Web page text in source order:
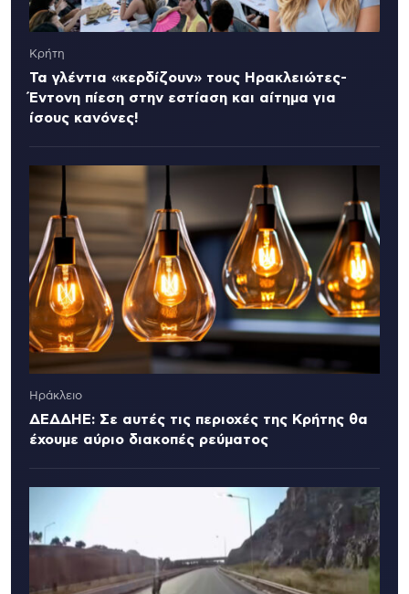
Κρήτη
Τα γλέντια «κερδίζουν» τους Ηρακλειώτες-
Έντονη πίεση στην εστίαση και αίτημα για
ίσους κανόνες!
Ηράκλειο
ΔΕΔΔΗΕ: Σε αυτές τις περιοχές της Κρήτης θα
έχουμε αύριο διακοπές ρεύματος